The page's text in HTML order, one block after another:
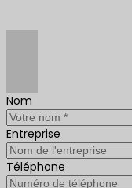
Nom
Entreprise
Téléphone